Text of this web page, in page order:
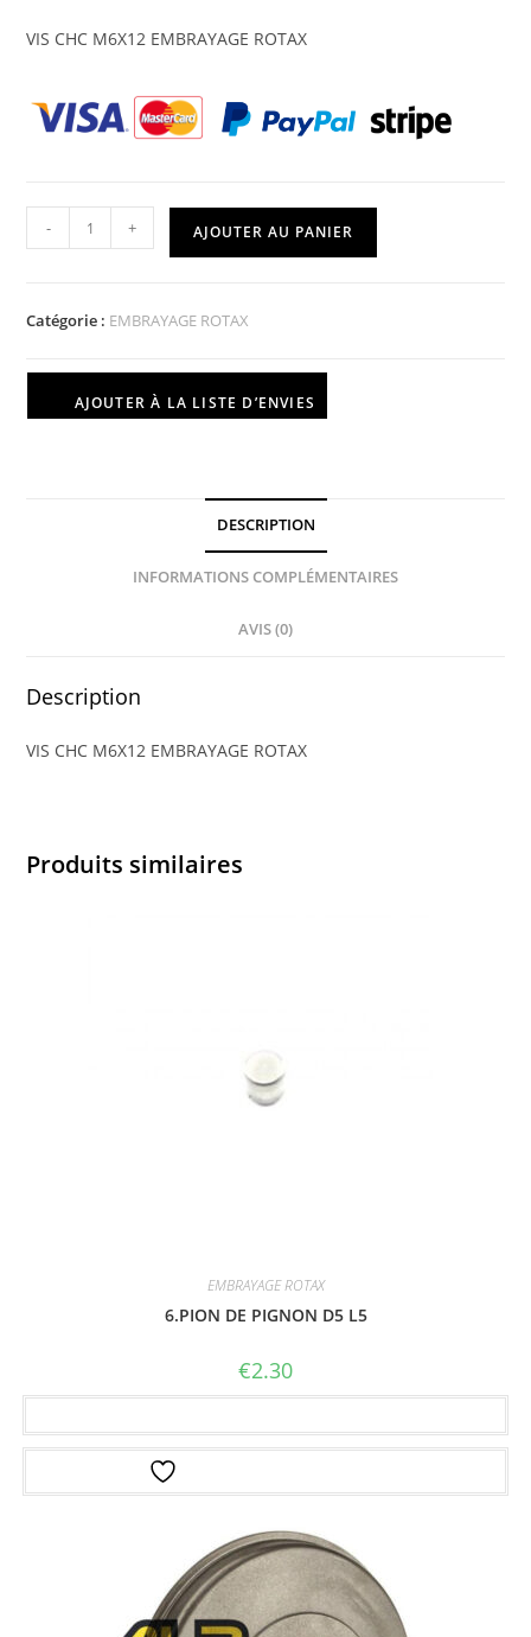
VIS CHC M6X12 EMBRAYAGE ROTAX
- + AJOUTER AU PANIER
Catégorie : EMBRAYAGE ROTAX
AJOUTER À LA LISTE D’ENVIES
DESCRIPTION
INFORMATIONS COMPLÉMENTAIRES
AVIS (0)
Description
VIS CHC M6X12 EMBRAYAGE ROTAX
Produits similaires
EMBRAYAGE ROTAX
6.PION DE PIGNON D5 L5
€2.30